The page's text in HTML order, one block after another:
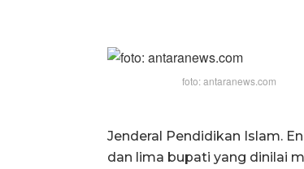
foto: antaranews.com
Jenderal Pendidikan Islam.
dan lima bupati yang dinilai